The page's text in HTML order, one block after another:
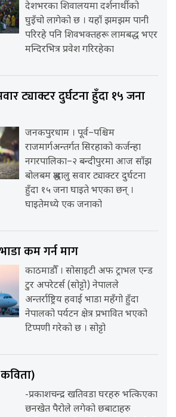
देशभरका शिवालयमा दर्शनार्थीको
घुइँचो लागेको छ । यहाँ झमझम पानी
परिरहे पनि शिवभक्तहरू लामबद्ध भएर
मन्दिरभित्र प्रवेश गरिरहेका
ट्याक्टर दुर्घटना हुँदा १५ जना
जनकपुरधाम । पूर्व–पश्चिम
राजमार्गअन्तर्गत सिरहाको कर्जन्हा
नगरपालिका–२ बन्दीपुरमा आज साँझ
बोलबम श्रद्धालु सवार ट्याक्टर दुर्घटना
हुँदा १५ जना घाइते भएका छन् ।
घाइतेमध्ये एक जनाको
भाडा कम गर्न माग
काठमाडौँ । सोसाइटी अफ ट्राभल एन्ड
टुर अपरेटर्स (सोट्टो) नेपालले
अन्तर्राष्ट्रिय हवाई भाडा महँगो हुँदा
नेपालको पर्यटन क्षेत्र प्रभावित भएको
टिप्पणी गरेको छ । सोट्टो
-प्रकाशचन्द्र खतिवडा घरहरु भत्किएका
छनखेत पैरोले लगेको छबाटाहरु